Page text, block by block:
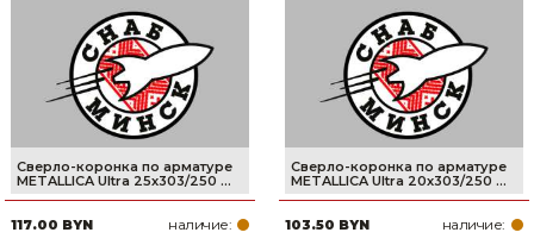
Сверло-коронка по арматуре
METALLICA Ultra 25х303/250 ...
117.00 BYN наличие:
Сверло-коронка по арматуре
METALLICA Ultra 20х303/250 ...
103.50 BYN наличие: